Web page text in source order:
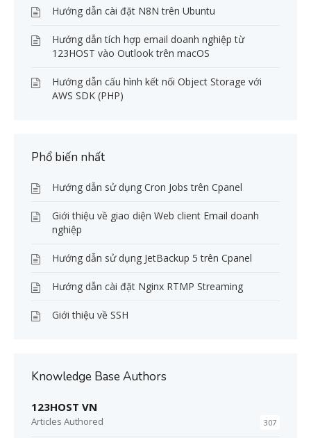
Hướng dẫn cài đặt N8N trên Ubuntu
Hướng dẫn tích hợp email doanh nghiệp từ
123HOST vào Outlook trên macOS
Hướng dẫn cấu hình kết nối Object Storage với
AWS SDK (PHP)
Phổ biến nhất
Hướng dẫn sử dụng Cron Jobs trên Cpanel
Giới thiệu về giao diện Web client Email doanh
nghiệp
Hướng dẫn sử dụng JetBackup 5 trên Cpanel
Hướng dẫn cài đặt Nginx RTMP Streaming
Giới thiệu về SSH
Knowledge Base Authors
123HOST VN
Articles Authored 307